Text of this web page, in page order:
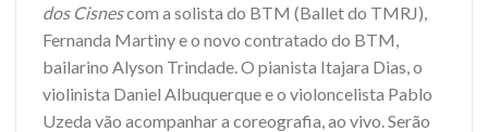
dos Cisnescom a solista do BTM (Ballet do TMRJ),
Fernanda Martiny e o novo contratado do BTM,
bailarino Alyson Trindade. O pianista Itajara Dias, o
violinista Daniel Albuquerque e o violoncelista Pablo
Uzeda vão acompanhar a coreografia, ao vivo. Serão